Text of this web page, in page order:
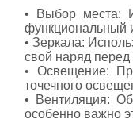
• Выбор места:
функциональный
• Зеркала:
свой наряд
• Освещение:
точечного
• Вентиляция:
особенно важно